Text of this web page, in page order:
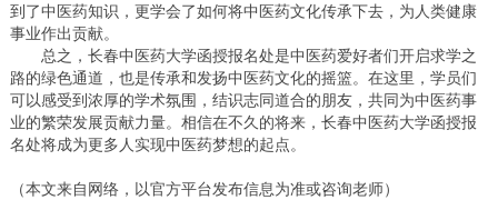
到了中医药知识，更学会了如何将中医药文化传承下去，为人类健康
事业作出贡献。
总之，长春中医药大学函授报名处是中医药爱好者们开启求学之
路的绿色通道，也是传承和发扬中医药文化的摇篮。在这里，学员们
可以感受到浓厚的学术氛围，结识志同道合的朋友，共同为中医药事
业的繁荣发展贡献力量。相信在不久的将来，长春中医药大学函授报
名处将成为更多人实现中医药梦想的起点。
（本文来自网络，以官方平台发布信息为准或咨询老师）